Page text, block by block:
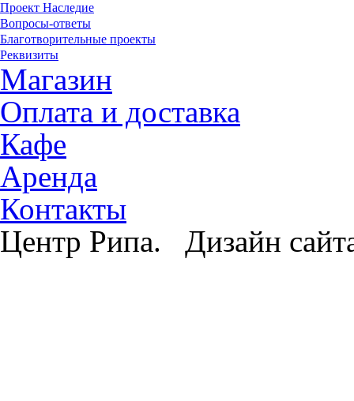
Проект Наследие
Вопросы-ответы
Благотворительные проекты
Реквизиты
Магазин
Оплата и доставка
Кафе
Аренда
Контакты
Центр Рипа. Дизайн